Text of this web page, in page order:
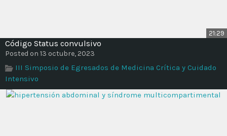
21:29
Código Status convulsivo
Posted on 13 octubre, 2023
III Simposio de Egresados de Medicina Crítica y Cuidado
Intensivo